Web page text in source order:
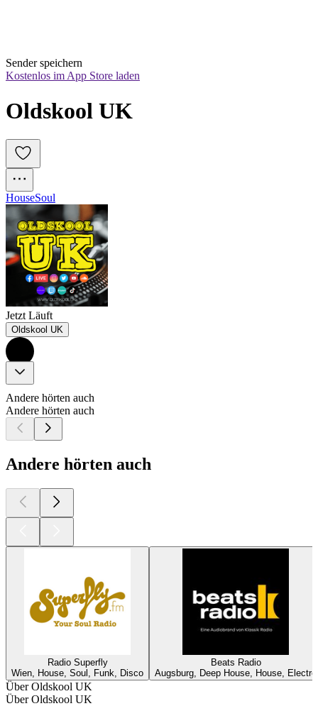
Sender speichern
Kostenlos im App Store laden
Oldskool UK
HouseSoul
Jetzt Läuft
Oldskool UK
Andere hörten auch
Andere hörten auch
Andere hörten auch
Radio Superfly
Wien, House, Soul, Funk, Disco
Beats Radio
Augsburg, Deep House, House, Electro
Über Oldskool UK
Über Oldskool UK